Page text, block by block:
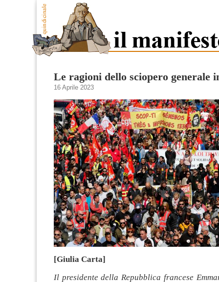
Le ragioni dello sciopero generale
16 Aprile 2023
[Giulia Carta]
Il presidente della Repubblica francese